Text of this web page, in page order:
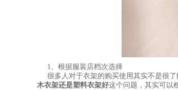
1、根据服装店档次选择
很多人对于衣架的购买使用其实不是很
木衣架还是塑料衣架好这个问题，其实可以